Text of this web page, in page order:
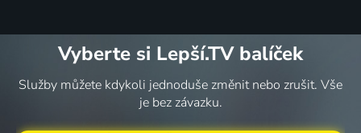
Vyberte si Lepší.TV balíček
Služby můžete kdykoli jednoduše změnit nebo zrušit. Vše
je bez závazku.